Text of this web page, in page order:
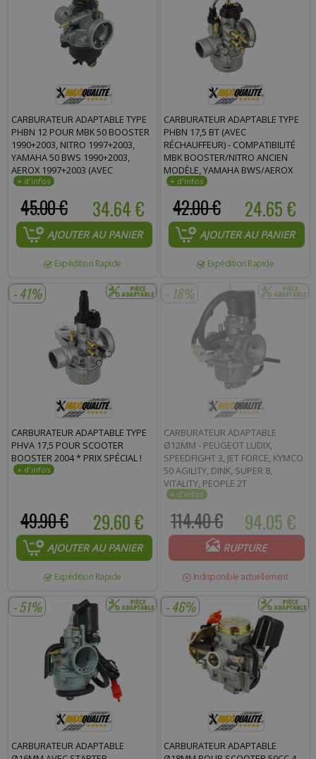
CARBURATEUR ADAPTABLE TYPE
PHBN 12 POUR MBK 50 BOOSTER
1990+2003, NITRO 1997+2003,
YAMAHA 50 BWS 1990+2003,
AEROX 1997+2003 (AVEC
RÉCHAUFFEUR) * PRIX SPÉCIAL !
34.64 €
45.00 €
AJOUTER AU PANIER
Expédition Rapide
CARBURATEUR ADAPTABLE TYPE
PHBN 17,5 BT (AVEC
RÉCHAUFFEUR) - COMPATIBILITÉ
MBK BOOSTER/NITRO ANCIEN
MODÈLE, YAMAHA BWS/AEROX
ANCIEN MODÈLE * PRIX SPÉCIAL !
24.65 €
42.00 €
AJOUTER AU PANIER
Expédition Rapide
- 41%
CARBURATEUR ADAPTABLE TYPE
PHVA 17,5 POUR SCOOTER
BOOSTER 2004 * PRIX SPÉCIAL !
29.60 €
49.90 €
AJOUTER AU PANIER
Expédition Rapide
- 18%
CARBURATEUR ADAPTABLE
Ø12MM - PEUGEOT LUDIX,
SPEEDFIGHT 3, JET FORCE, KYMCO
50 AGILITY, DINK, SUPER 8,
VITALITY, PEOPLE 2T
94.05 €
114.40 €
RUPTURE
Indisponible actuellement
- 51%
CARBURATEUR ADAPTABLE
- 46%
CARBURATEUR ADAPTABLE